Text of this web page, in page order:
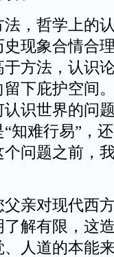
，哲学上的
现象合情合
方法，认识
下庇护空间
识世界的问
知难行易”，
问题之前，
亲对现代西
解有限，这
人道的本能